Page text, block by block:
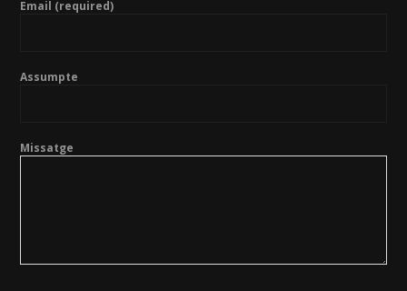
Email (required)
Assumpte
Missatge